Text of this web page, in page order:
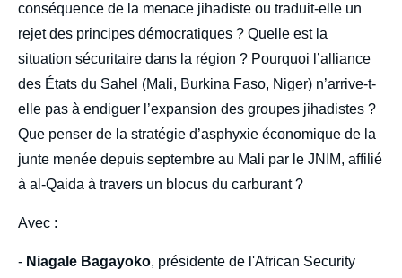
conséquence de la menace jihadiste ou traduit-elle un
rejet des principes démocratiques ? Quelle est la
situation sécuritaire dans la région ? Pourquoi l’alliance
des États du Sahel (Mali, Burkina Faso, Niger) n’arrive-t-
elle pas à endiguer l’expansion des groupes jihadistes ?
Que penser de la stratégie d’asphyxie économique de la
junte menée depuis septembre au Mali par le JNIM, affilié
à al-Qaida à travers un blocus du carburant ?
Avec :
- Niagale Bagayoko, présidente de l'African Security